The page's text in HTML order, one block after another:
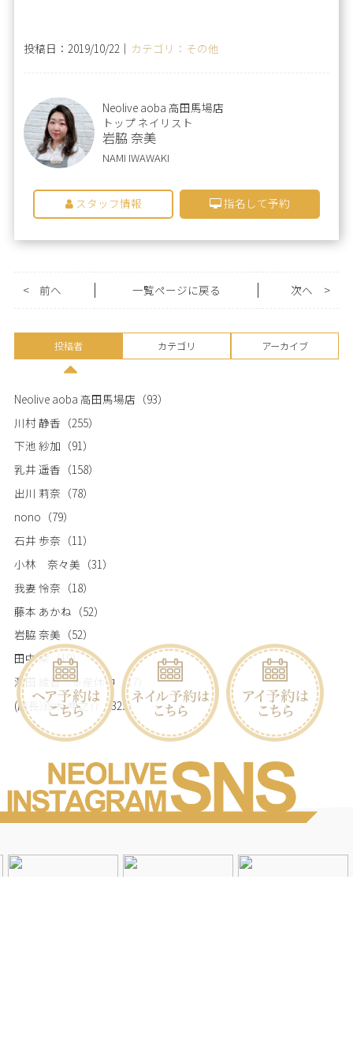
投稿日：2019/10/22｜ カテゴリ：その他
Neolive aoba 高田馬場店
トップ ネイリスト
岩脇 奈美
NAMI IWAWAKI
スタッフ情報 指名して予約
< 前へ 一覧ページに戻る >
次へ
投稿者 カテゴリ アーカイブ
Neolive aoba 高田馬場店 （93）
川村 静香 （255）
下池 紗加 （91）
乳井 遥香 （158）
出川 莉奈 （78）
nono （79）
石井 歩奈 （11）
小林 奈々美 （31）
我妻 怜奈 （18）
藤本 あかね （52）
岩脇 奈美 （52）
田中 栞（19）
澤田 綾香 ※産休中 （17）
(店長)鈴木 伸之介 （325）